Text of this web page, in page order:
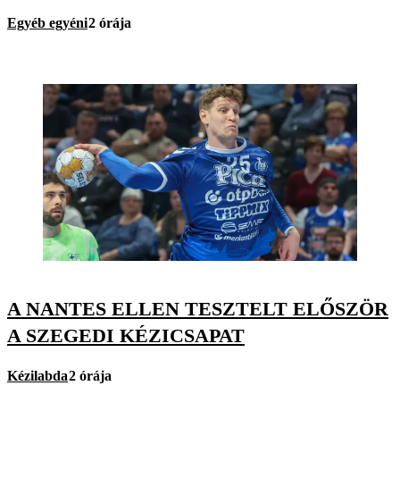
Egyéb egyéni2 órája
A NANTES ELLEN TESZTELT ELŐSZÖR
A SZEGEDI KÉZICSAPAT
Kézilabda2 órája